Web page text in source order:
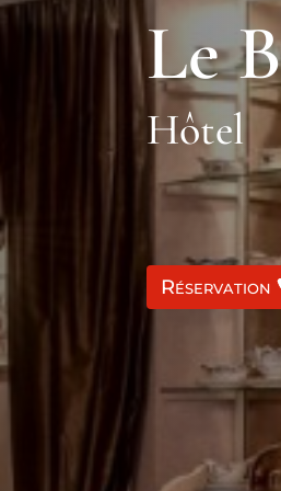
Le
Hôtel
Réservation